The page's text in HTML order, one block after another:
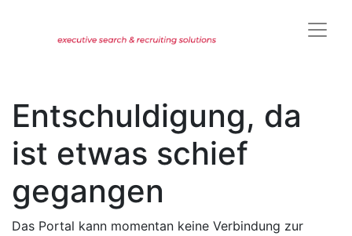
Entschuldigung, da
ist etwas schief
gegangen
Das Portal kann momentan keine Verbindung zur